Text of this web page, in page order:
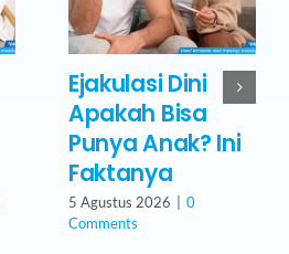
Ejakulasi Dini
Apakah Bisa
Punya Anak? Ini
Faktanya
5 Agustus 2026
0
Comments